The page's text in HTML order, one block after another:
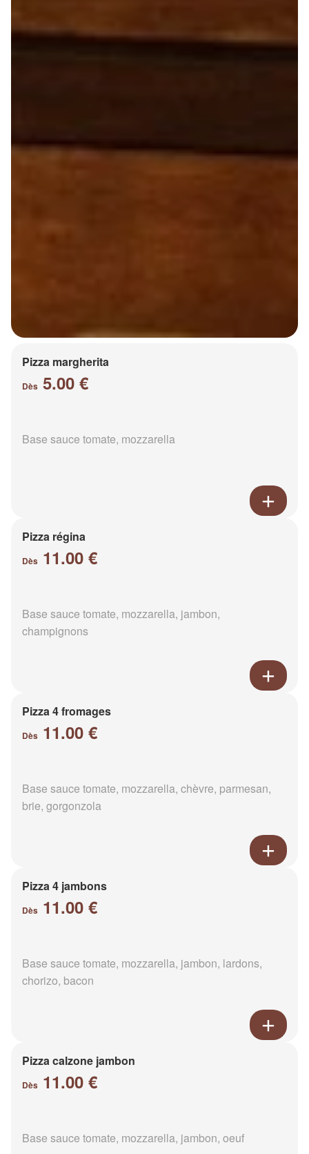
Pizza margherita
Dès 5.00 €
Base sauce tomate, mozzarella
Pizza régina
Dès 11.00 €
Base sauce tomate, mozzarella, jambon,
champignons
Pizza 4 fromages
Dès 11.00 €
Base sauce tomate, mozzarella, chèvre, parmesan,
brie, gorgonzola
Pizza 4 jambons
Dès 11.00 €
Base sauce tomate, mozzarella, jambon, lardons,
chorizo, bacon
Pizza calzone jambon
Dès 11.00 €
Base sauce tomate, mozzarella, jambon, oeuf